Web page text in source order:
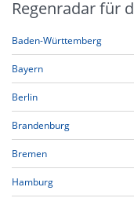
Regenradar für
Baden-Württemberg
Bayern
Berlin
Brandenburg
Bremen
Hamburg